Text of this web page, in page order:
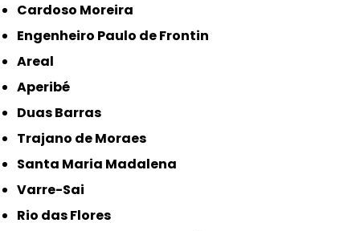
Cardoso Moreira
Engenheiro Paulo de Frontin
Areal
Aperibé
Duas Barras
Trajano de Moraes
Santa Maria Madalena
Varre-Sai
Rio das Flores